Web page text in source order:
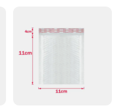
also a stylish one.
are perfect for
The foldable design
and transport, making
from birthdays to
ensuring you have the